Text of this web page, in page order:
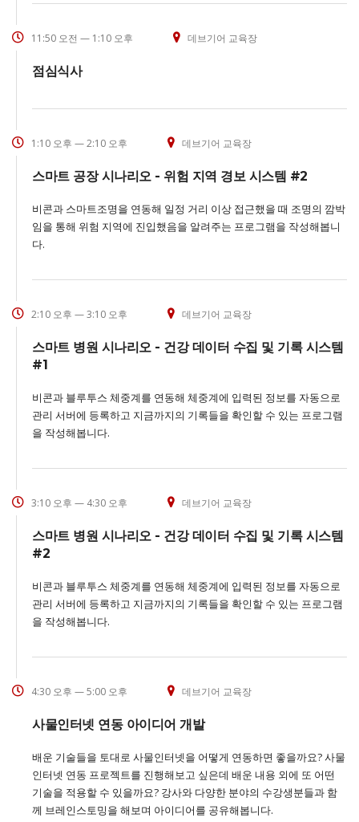
11:50 오전 — 1:10 오후 데브기어 교육장
점심식사
1:10 오후 — 2:10 오후 데브기어 교육장
스마트 공장 시나리오 - 위험 지역 경보 시스템 #2
비콘과 스마트조명을 연동해 일정 거리 이상 접근했을 때 조명의 깜박
임을 통해 위험 지역에 진입했음을 알려주는 프로그램을 작성해봅니
다.
2:10 오후 — 3:10 오후 데브기어 교육장
스마트 병원 시나리오 - 건강 데이터 수집 및 기록 시스템
#1
비콘과 블루투스 체중계를 연동해 체중계에 입력된 정보를 자동으로
관리 서버에 등록하고 지금까지의 기록들을 확인할 수 있는 프로그램
을 작성해봅니다.
3:10 오후 — 4:30 오후 데브기어 교육장
스마트 병원 시나리오 - 건강 데이터 수집 및 기록 시스템
#2
비콘과 블루투스 체중계를 연동해 체중계에 입력된 정보를 자동으로
관리 서버에 등록하고 지금까지의 기록들을 확인할 수 있는 프로그램
을 작성해봅니다.
4:30 오후 — 5:00 오후 데브기어 교육장
사물인터넷 연동 아이디어 개발
배운 기술들을 토대로 사물인터넷을 어떻게 연동하면 좋을까요? 사물
인터넷 연동 프로젝트를 진행해보고 싶은데 배운 내용 외에 또 어떤
기술을 적용할 수 있을까요? 강사와 다양한 분야의 수강생분들과 함
께 브레인스토밍을 해보며 아이디어를 공유해봅니다.